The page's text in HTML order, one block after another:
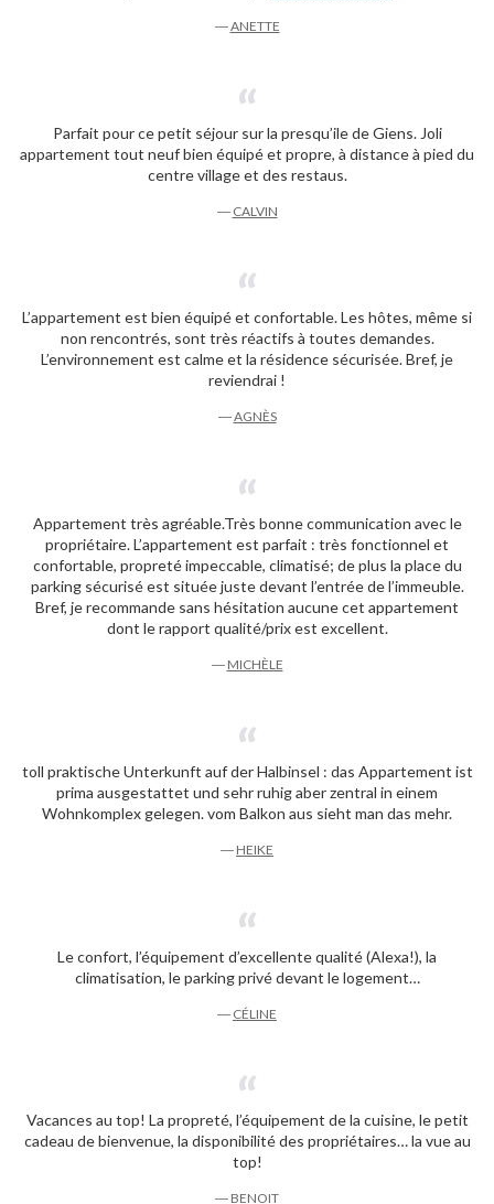
―ANETTE
Parfait pour ce petit séjour sur la presqu’ile de Giens. Joli
appartement tout neuf bien équipé et propre, à distance à pied du
centre village et des restaus.
― CALVIN
L’appartement est bien équipé et confortable. Les hôtes, même si
non rencontrés, sont très réactifs à toutes demandes.
L’environnement est calme et la résidence sécurisée. Bref, je
reviendrai !
―AGNÈS
Appartement très agréable.Très bonne communication avec le
propriétaire. L’appartement est parfait : très fonctionnel et
confortable, propreté impeccable, climatisé; de plus la place du
parking sécurisé est située juste devant l’entrée de l’immeuble.
Bref, je recommande sans hésitation aucune cet appartement
dont le rapport qualité/prix est excellent.
― MICHÈLE
toll praktische Unterkunft auf der Halbinsel : das Appartement ist
prima ausgestattet und sehr ruhig aber zentral in einem
Wohnkomplex gelegen. vom Balkon aus sieht man das mehr.
― HEIKE
Le confort, l’équipement d’excellente qualité (Alexa!), la
climatisation, le parking privé devant le logement…
― CÉLINE
Vacances au top! La propreté, l’équipement de la cuisine, le petit
cadeau de bienvenue, la disponibilité des propriétaires… la vue au
top!
― BENOIT